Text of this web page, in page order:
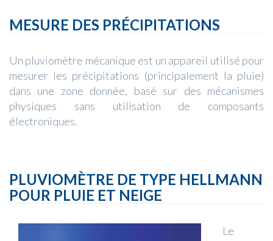
MESURE DES PRÉCIPITATIONS
Un pluviomètre mécanique est un appareil utilisé pour
mesurer les précipitations (principalement la pluie)
dans une zone donnée, basé sur des mécanismes
physiques sans utilisation de composants
électroniques.
PLUVIOMÈTRE DE TYPE HELLMANN
POUR PLUIE ET NEIGE
Le